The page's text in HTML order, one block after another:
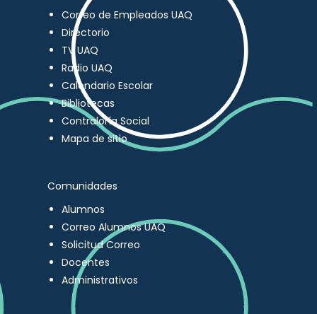
Correo de Empleados UAQ
Directorio
TV UAQ
Radio UAQ
Calendario Escolar
Bibliotecas
Contraloría Social
Mapa de sitio
Comunidades
Alumnos
Correo Alumnos UAQ
Solicitud Correo
Docentes
Administrativos